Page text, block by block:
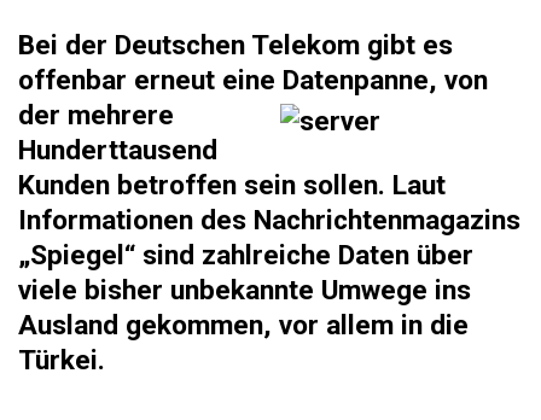
Bei der Deutschen Telekom gibt es
offenbar erneut eine Datenpanne, von
der mehrere
Hunderttausend
Kunden betroffen sein sollen. Laut
Informationen des Nachrichtenmagazins
„Spiegel“ sind zahlreiche Daten über
viele bisher unbekannte Umwege ins
Ausland gekommen, vor allem in die
Türkei.